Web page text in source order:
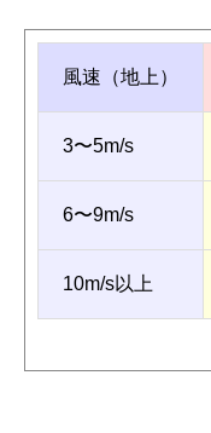
風速（地上）
3〜5m/s
6〜9m/s
10m/s以上